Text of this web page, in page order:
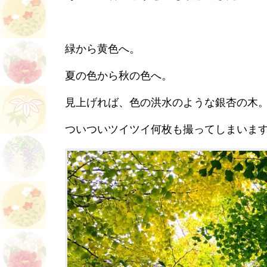
緑から黄色へ。
夏の色から秋の色へ。
見上げれば、色の洪水のような銀杏の木
ついついツイツイ何枚も撮ってしまいま